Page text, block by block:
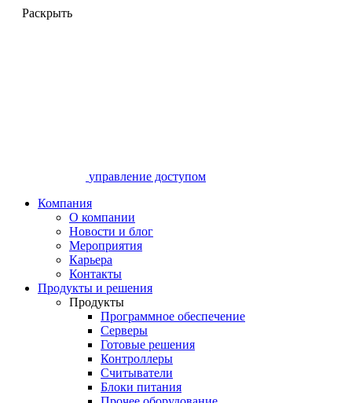
Раскрыть
управление доступом
Компания
О компании
Новости и блог
Мероприятия
Карьера
Контакты
Продукты и решения
Продукты
Программное обеспечение
Серверы
Готовые решения
Контроллеры
Считыватели
Блоки питания